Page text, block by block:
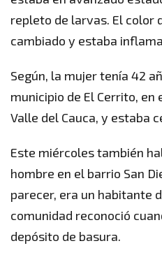
repleto de larvas. El color
cambiado y estaba
Según, la mujer tenía 42
municipio de El Cerrito,
Valle del Cauca, y estaba
Este miércoles también
hombre en el barrio San
parecer, era un habitante
comunidad reconoció
depósito de basura.